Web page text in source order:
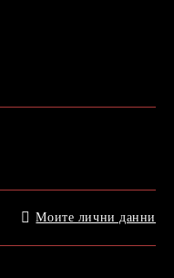
Моите лични данни